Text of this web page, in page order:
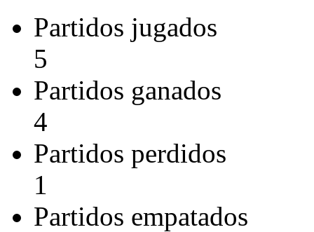
Partidos jugados
5
Partidos ganados
4
Partidos perdidos
1
Partidos empatados